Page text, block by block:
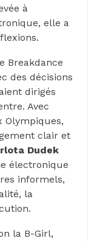
à
elle a
Breakdance
des décisions
dirigés
Avec
Olympiques,
clair et
Dudek
électronique
informels,
la
la B-Girl,